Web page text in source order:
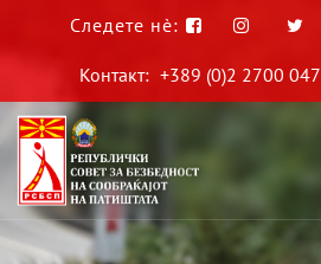
Следете нè:
Контакт: +389 (0)2 2700 047